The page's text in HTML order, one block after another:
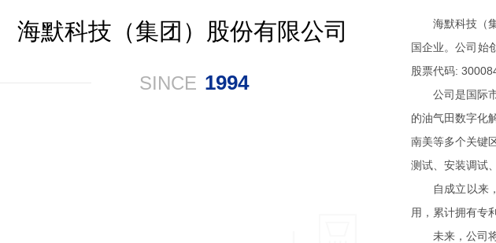
海默科技（集团）股份有限公司
SINCE 1994
海默科技（
国企业。公司始
股票代码:
公司是国际
的油⽓⽥数字化
南美等多个关键
测试、安装调试
自成立以来
用，累计拥有专
未来，公司